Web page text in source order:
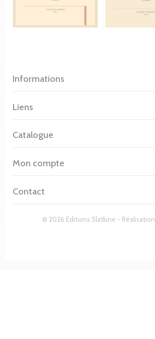
Informations
© 2026 Editions Slatkine - Réalisation
Liens
Catalogue
Mon compte
Contact